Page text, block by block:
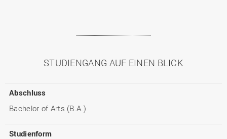
STUDIENGANG AUF EINEN BLICK
Abschluss
Bachelor of Arts (B.A.)
Studienform